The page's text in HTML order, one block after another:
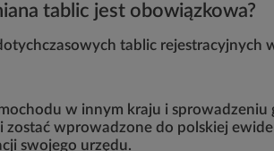
tablic jest obowiązkowa?
tablic rejestracyjnych
w innym kraju i
zostać wprowadzone do polskiej
swojego urzędu.